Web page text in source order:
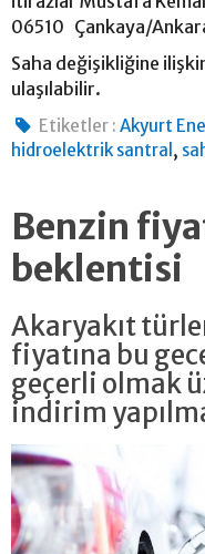
06510 Çankaya/
Saha değişikliğine
ulaşılabilir.
Etiketler : Akyurt
hidroelektrik santral ,
Benzin
beklentisi
Akaryakıt
fiyatına bu
geçerli olmak
indirim